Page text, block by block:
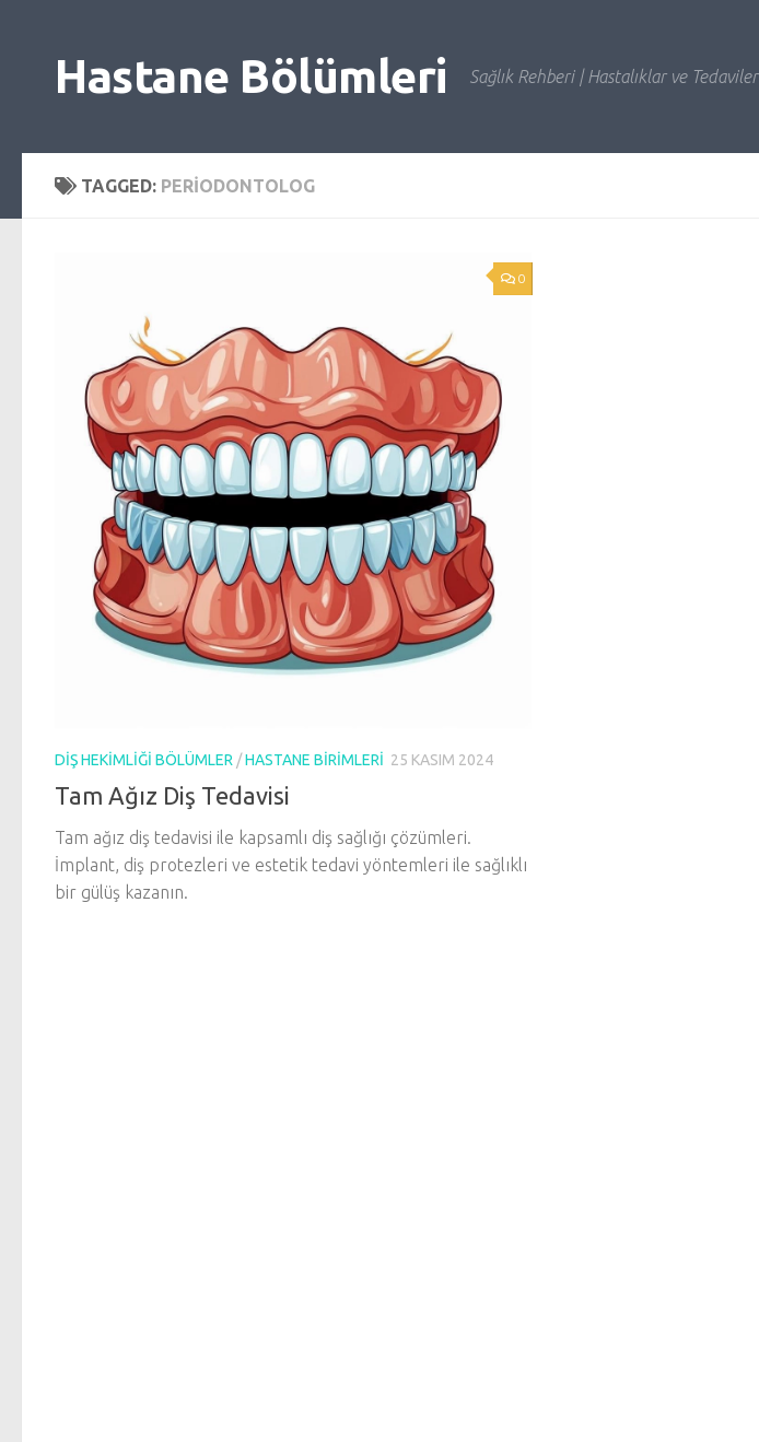
Hastane Bölümleri Sağlık Rehberi | Hastalıklar ve Tedaviler
TAGGED: PERIODONTOLOG
0
DIŞ HEKIMLIĞI BÖLÜMLER /HASTANE BIRIMLERI 25 KASIM 2024
Tam Ağız Diş Tedavisi
Tam ağız diş tedavisi ile kapsamlı diş sağlığı çözümleri.
İmplant, diş protezleri ve estetik tedavi yöntemleri ile sağlıklı
bir gülüş kazanın.